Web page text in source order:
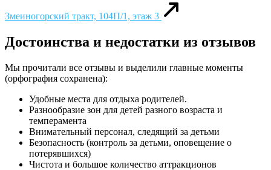
Змеиногорский тракт, 104П/1, этаж 3
Достоинства и недостатки из отзывов
Мы прочитали все отзывы и выделили главные моменты
(орфография сохранена):
Удобные места для отдыха родителей.
Разнообразие зон для детей разного возраста и
темперамента
Внимательный персонал, следящий за детьми
Безопасность (контроль за детьми, оповещение о
потерявшихся)
Чистота и большое количество аттракционов